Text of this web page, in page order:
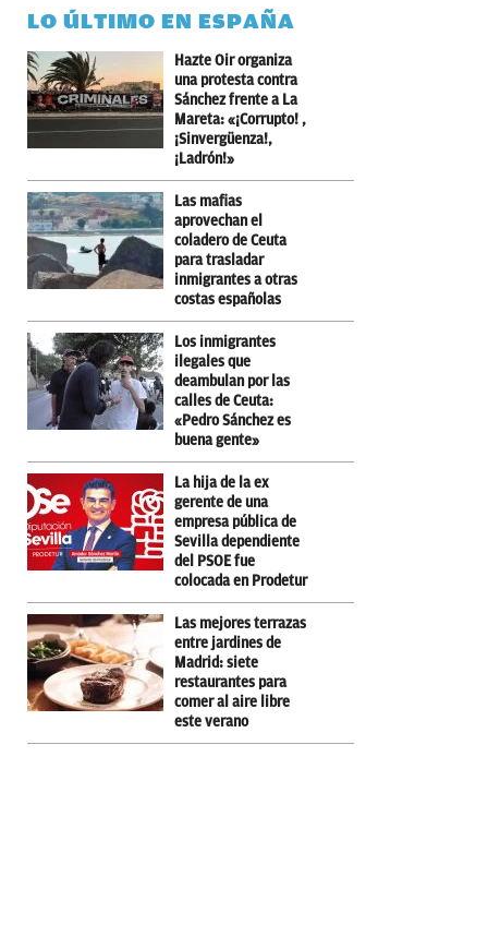
LO ÚLTIMO EN ESPAÑA
Hazte Oir organiza
una protesta contra
Sánchez frente a La
Mareta: «¡Corrupto! ,
¡Sinvergüenza!,
¡Ladrón!»
Las mafias
aprovechan el
coladero de Ceuta
para trasladar
inmigrantes a otras
costas españolas
Los inmigrantes
ilegales que
deambulan por las
calles de Ceuta:
«Pedro Sánchez es
buena gente»
La hija de la ex
gerente de una
empresa pública de
Sevilla dependiente
del PSOE fue
colocada en Prodetur
Las mejores terrazas
entre jardines de
Madrid: siete
restaurantes para
comer al aire libre
este verano